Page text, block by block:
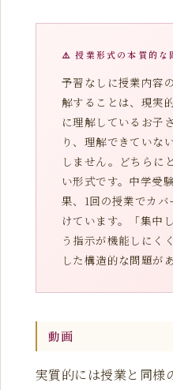
⚠️ 授業形式の本質的な
予習なしに授業内容
解することは、現実
に理解しているお子
り、理解できていな
しません。どちらに
い形式です。中学受
果、1回の授業でカ
けています。「集中
う指示が機能しにく
した構造的な問題が
動画
実質的には授業と同様